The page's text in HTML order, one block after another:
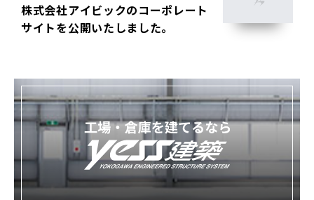
株式会社アイビックのコーポレート
サイトを公開いたしました。